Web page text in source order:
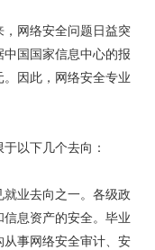
网络安全问题日益突
国国家信息中心的报
因此，网络安全专业
以下几个去向：
业去向之一。各级政
息资产的安全。毕业
事网络安全审计、安